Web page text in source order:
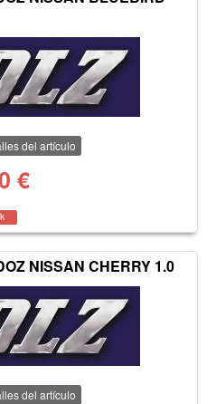
del artículo
€
NISSAN CHERRY 1.0
del artículo